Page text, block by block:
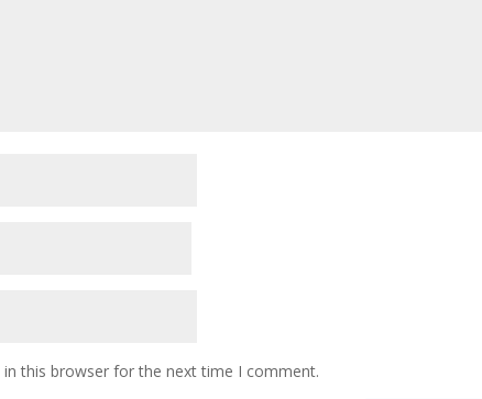
this browser for the next time I comment.